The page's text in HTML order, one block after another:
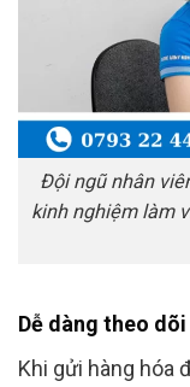
Đội ngũ nhân
kinh nghiệm làm
Dễ dàng theo
Khi gửi hàng hóa